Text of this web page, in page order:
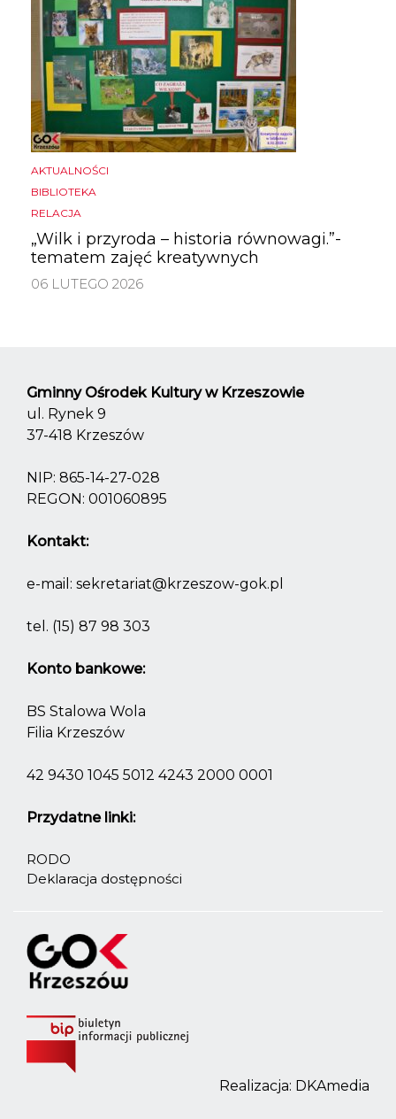
AKTUALNOŚCI
BIBLIOTEKA
RELACJA
„Wilk i przyroda – historia równowagi.”-
tematem zajęć kreatywnych
06 LUTEGO 2026
Gminny Ośrodek Kultury w Krzeszowie
ul. Rynek 9
37-418 Krzeszów
NIP: 865-14-27-028
REGON: 001060895
Kontakt:
e-mail: sekretariat@krzeszow-gok.pl
tel. (15) 87 98 303
Konto bankowe:
BS Stalowa Wola
Filia Krzeszów
42 9430 1045 5012 4243 2000 0001
Przydatne linki:
RODO
Deklaracja dostępności
Realizacja: DKAmedia